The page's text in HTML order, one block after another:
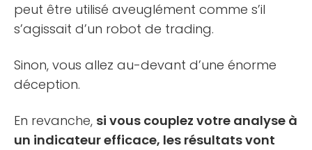
peut être utilisé aveuglément comme s’il
s’agissait d’un robot de trading.
Sinon, vous allez au-devant d’une énorme
déception.
En revanche, si vous couplez votre analyse à
un indicateur efficace, les résultats vont